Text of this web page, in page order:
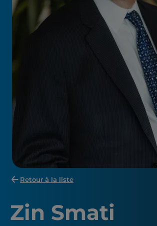
Retour à la liste
Zin Smati